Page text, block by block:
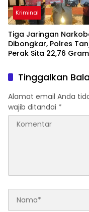
Kriminal
Tiga Jaringan
Dibongkar, Polres
Perak Sita 22,76 Gram
Tinggalkan
Alamat email Anda
wajib ditandai *